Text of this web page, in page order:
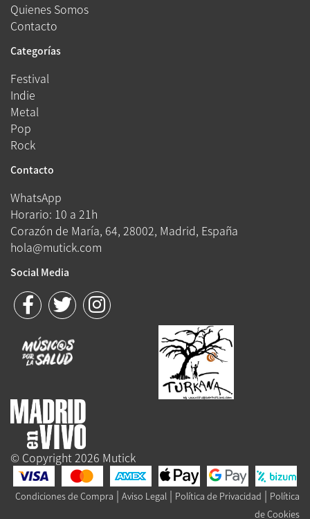
Quienes Somos
Contacto
Categorías
Festival
Indie
Metal
Pop
Rock
Contacto
WhatsApp
Horario: 10 a 21h
Corazón de María, 64, 28002, Madrid, España
hola@mutick.com
Social Media
© Copyright 2026 Mutick
Condiciones de Compra | Aviso Legal | Política de Privacidad | Política
de Cookies